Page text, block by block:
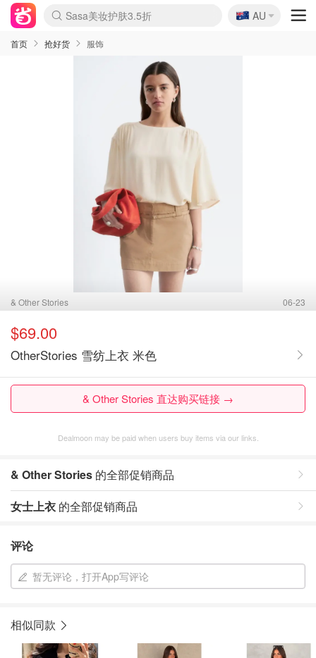
lululemon折扣上新
Sasa美妆护肤3.5折
SSENSE年中3折
FreshBeauty好价汇总
Cettire降价+叠9折
Farfetch折上8折
WWS Coles超市实拍
viagogo二手票捡漏
Myer清仓1折起
The Outnet奢牌1折起
David Jones 3折起
Flannels大牌1折
Perfumes Club护肤1折
AMIRO返校季6.2折
Oweek抽奖送Airpods
Amazon折扣汇总
eToro入金$200送$50
Amazon数码好物
ICONIC本周7.5折
ThedoubleF高奢地板价
Moose Knuckles 6折
丝芙兰5折起
EUFY官网3.7折起
Selenichast首饰2折
Trip机票酒店促销
YSL送5件彩妆礼
Amazon家居好物
BIGBANG巡演开票
David Jones时尚3折
Amazon美妆护肤
雅漾大喷$8
过敏原检测盒$33
伊索独家赠50ml沐浴露
科颜氏清仓3折
SEALIFE海洋馆门票6折
丝塔芙大白罐$16
订阅Newsletter送香薰
Cult Beauty 6.8折
Harrods圣诞日历2.3折
LN-CC奢牌私促3折
d'Alba空姐喷雾$16
EVE LOM套装逆天2折
Bernardelli独家4折
Adore Beauty 6折起
CT圣诞日历
Mytheresa奢品2.7折
Luxury Escapes 9折
Currentbody美容仪9折
卡诗9折+赠4件礼
MOON Garden Live
ALLSAINTS美衣3折
Roborock扫地机3.7折
Tingo Life水杯$24
Valentino官网5折
CR洗发护发6.3折
🇦🇺
AU
首页 抢好货 服饰
& Other Stories 06-23
$69.00
OtherStories 雪纺上衣 米色
& Other Stories 直达购买链接 →
Dealmoon may be paid when users buy items via our links.
& Other Stories 的全部促销商品
女士上衣 的全部促销商品
评论
暂无评论，打开App写评论
相似同款